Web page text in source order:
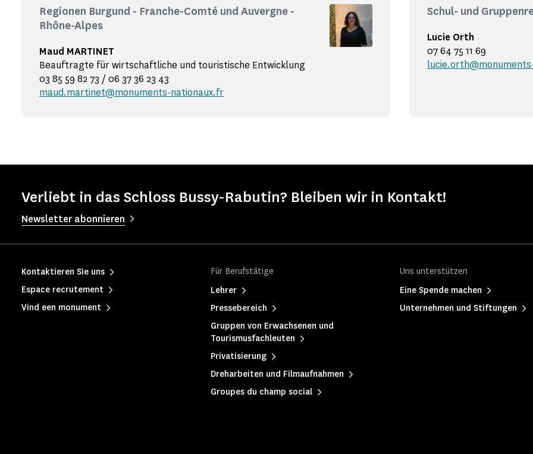
Regionen Burgund - Franche-Comté und Auvergne -
Rhône-Alpes
Maud MARTINET
Beauftragte für wirtschaftliche und touristische Entwicklung
03 85 59 82 73 / 06 37 36 23 43
maud.martinet@monuments-nationaux.fr
Schul- und
Lucie Orth
07 64 75 11 69
Verliebt in das Schloss Bussy-Rabutin? Bleiben wir in Kontakt!
Newsletter abonnieren
Für Berufstätige
Lehrer
Pressebereich
Gruppen von Erwachsenen und
Tourismusfachleuten
Privatisierung
Dreharbeiten und Filmaufnahmen
Groupes du champ social
Uns unterstützen
Eine Spende machen
Unternehmen und Stiftungen
Kontaktieren Sie uns
Espace recrutement
Vind een monument